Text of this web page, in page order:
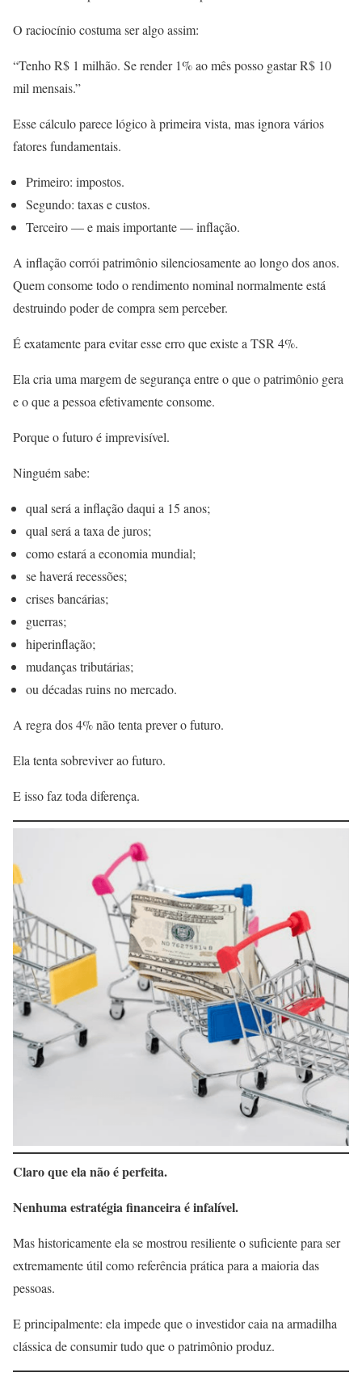
O raciocínio costuma ser algo assim:
“Tenho R$ 1 milhão. Se render 1% ao mês posso gastar R$ 10
mil mensais.”
Esse cálculo parece lógico à primeira vista, mas ignora vários
fatores fundamentais.
Primeiro: impostos.
Segundo: taxas e custos.
Terceiro — e mais importante — inflação.
A inflação corrói patrimônio silenciosamente ao longo dos anos.
Quem consome todo o rendimento nominal normalmente está
destruindo poder de compra sem perceber.
É exatamente para evitar esse erro que existe a TSR 4%.
Ela cria uma margem de segurança entre o que o patrimônio gera
e o que a pessoa efetivamente consome.
Porque o futuro é imprevisível.
Ninguém sabe:
qual será a inflação daqui a 15 anos;
qual será a taxa de juros;
como estará a economia mundial;
se haverá recessões;
crises bancárias;
guerras;
hiperinflação;
mudanças tributárias;
ou décadas ruins no mercado.
A regra dos 4% não tenta prever o futuro.
Ela tenta sobreviver ao futuro.
E isso faz toda diferença.
Claro que ela não é perfeita.
Nenhuma estratégia financeira é infalível.
Mas historicamente ela se mostrou resiliente o suficiente para ser
extremamente útil como referência prática para a maioria das
pessoas.
E principalmente: ela impede que o investidor caia na armadilha
clássica de consumir tudo que o patrimônio produz.